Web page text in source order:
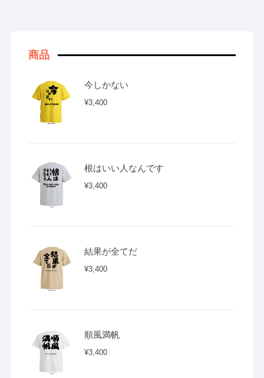
商品
今しかない
¥3,400
根はいい人なんです
¥3,400
結果が全てだ
¥3,400
順風満帆
¥3,400